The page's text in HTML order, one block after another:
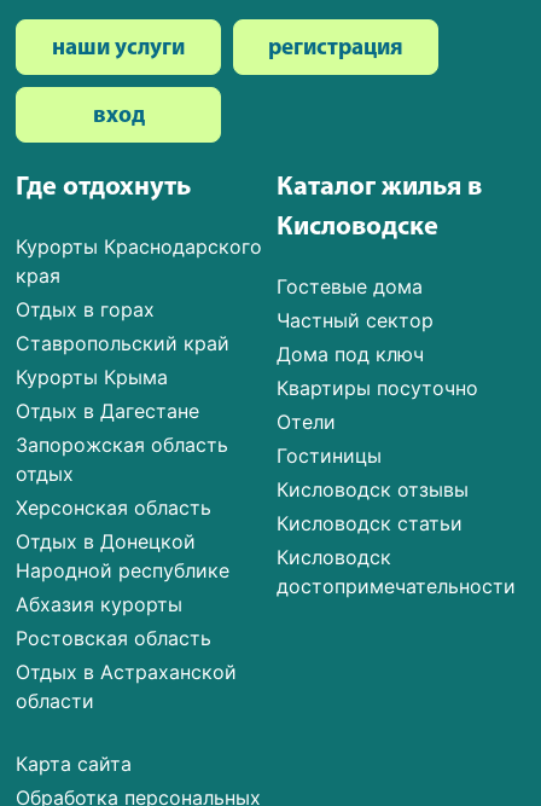
Где отдохнуть
Курорты Краснодарского
края
Отдых в горах
Ставропольский край
Курорты Крыма
Отдых в Дагестане
Запорожская область
отдых
Херсонская область
Отдых в Донецкой
Народной республике
Абхазия курорты
Ростовская область
Отдых в Астраханской
области
Карта сайта
Обработка персональных
Каталог жилья в
Кисловодске
Гостевые дома
Частный сектор
Дома под ключ
Квартиры посуточно
Отели
Гостиницы
Кисловодск отзывы
Кисловодск статьи
Кисловодск
достопримечательности
наши услуги регистрация
вход